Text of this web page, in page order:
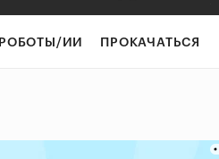
РОБОТЫ/ИИ ПРОКАЧАТЬСЯ